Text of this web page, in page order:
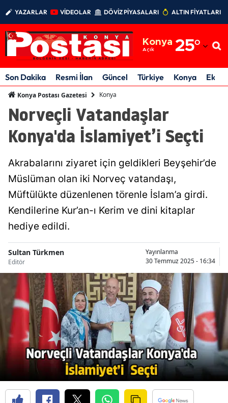
YAZARLAR VİDEOLAR DÖVİZ PİYASALARI ALTIN FİYATLARI
Konya
Açık 25°
Adıyaman
Afyonkarahisar
Amasya
Ankara
Artvin
Aydın
Balıkesir
Bingöl
Bitlis
Bolu
Burdur
Bursa
Çanakkale
Son Dakika Resmi İlan Güncel Türkiye Konya
Konya Postası Gazetesi Konya
Norveçli Vatandaşlar
Konya'da İslamiyet’i Seçti
Akrabalarını ziyaret için geldikleri Beyşehir’de
Müslüman olan iki Norveç vatandaşı,
Müftülükte düzenlenen törenle İslam’a girdi.
Kendilerine Kur’an-ı Kerim ve dini kitaplar
hediye edildi.
Sultan Türkmen
Editör
Yayınlanma
30 Temmuz 2025 - 16:34